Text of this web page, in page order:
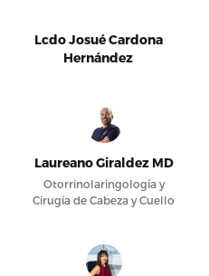
Lcdo Josué Cardona
Hernández
Laureano Giraldez MD
Otorrinolaringología y
Cirugía de Cabeza y Cuello